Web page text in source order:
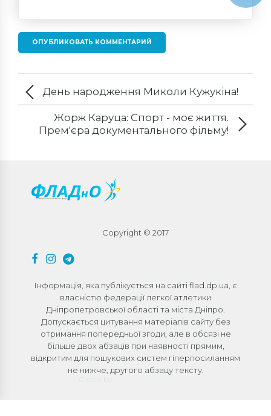
ОПУБЛИКОВАТЬ КОММЕНТАРИЙ
День народження Миколи Кужукіна!
Жорж Каруца: Спорт - моє життя.
Прем'єра документального фільму!
Copyright © 2017
Інформація, яка публікується на сайті flad.dp.ua, є
власністю федерації легкої атлетики
Дніпропетровської області та міста Дніпро.
Допускається цитування матеріалів сайту без
отримання попередньої згоди, але в обсязі не
більше двох абзаців при наявності прямим,
відкритим для пошукових систем гіперпосиланням
не нижче, другого абзацу тексту.